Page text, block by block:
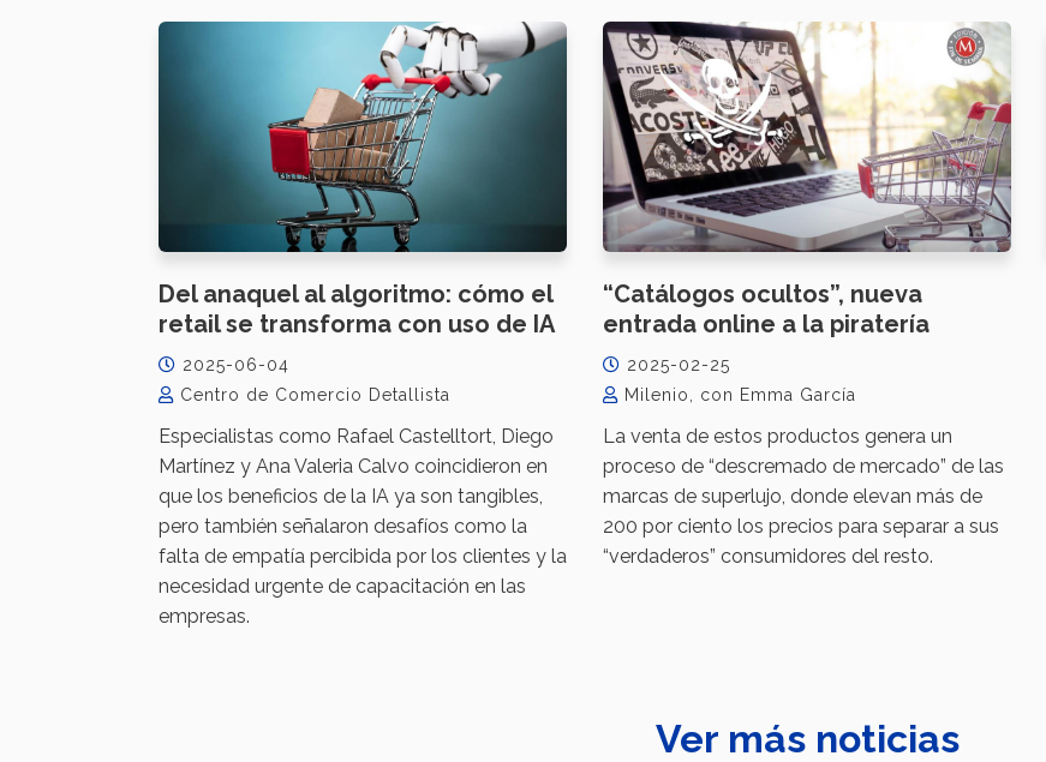
Del anaquel al algoritmo: cómo el
retail se transforma con uso de IA
2025-06-04
Centro de Comercio Detallista
Especialistas como Rafael Castelltort, Diego
Martínez y Ana Valeria Calvo coincidieron en
que los beneficios de la IA ya son tangibles,
pero también señalaron desafíos como la
falta de empatía percibida por los clientes y la
necesidad urgente de capacitación en las
empresas.
“Catálogos ocultos”, nueva
entrada online a la piratería
2025-02-25
Milenio, con Emma García
La venta de estos productos genera un
proceso de “descremado de mercado” de las
marcas de superlujo, donde elevan más de
200 por ciento los precios para separar a sus
“verdaderos” consumidores del resto.
Ver más noticias